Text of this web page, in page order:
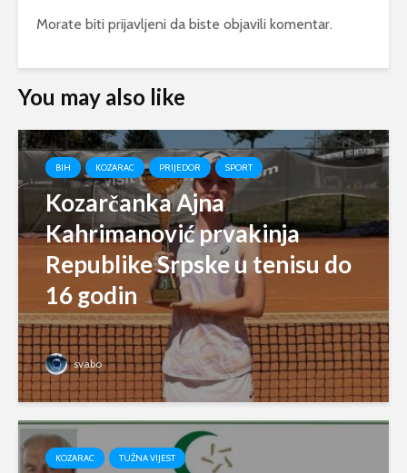
Morate biti prijavljeni da biste objavili komentar.
You may also like
BIH KOZARAC PRIJEDOR SPORT
Kozarčanka Ajna
Kahrimanović prvakinja
Republike Srpske u tenisu do
16 godin
svabo
KOZARAC TUŽNA VIJEST